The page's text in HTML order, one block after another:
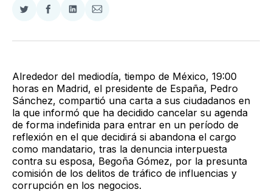
Compartir
Twitter
Compartir
Facebook
Compartir
LinkedIn
Compartir
Email
Alrededor del mediodía, tiempo de México, 19:00
horas en Madrid, el presidente de España, Pedro
Sánchez, compartió una carta a sus ciudadanos en
la que informó que ha decidido cancelar su agenda
de forma indefinida para entrar en un período de
reflexión en el que decidirá si abandona el cargo
como mandatario, tras la denuncia interpuesta
contra su esposa, Begoña Gómez, por la presunta
comisión de los delitos de tráfico de influencias y
corrupción en los negocios.